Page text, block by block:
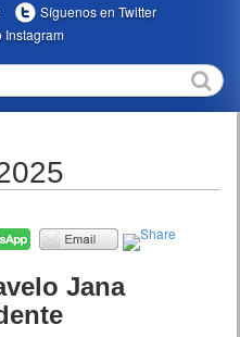
Síguenos en Twitter
Instagram
Jana